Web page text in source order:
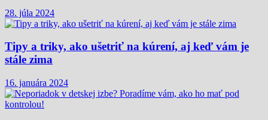
28. júla 2024
Tipy a triky, ako ušetriť na kúrení, aj keď vám je
stále zima
16. januára 2024